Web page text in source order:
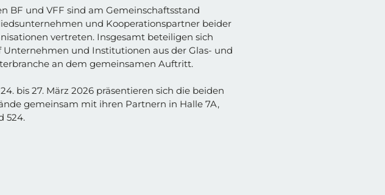
BF und VFF sind am Gemeinschaftsstand
und Kooperationspartner beider
vertreten. Insgesamt beteiligen sich
Unternehmen und Institutionen aus der Glas- und
an dem gemeinsamen Auftritt.
bis 27. März 2026 präsentieren sich die beiden
gemeinsam mit ihren Partnern in Halle 7A,
524.